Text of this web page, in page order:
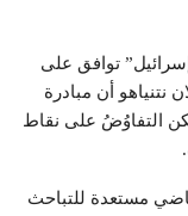
توافق على
نتنياهو أن مبادرة
التفاوُضُ على نقاط
مستعدة للتباحث